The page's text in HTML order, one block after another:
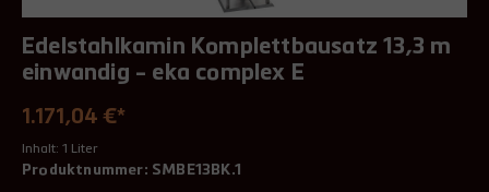
Edelstahlkamin Komplettbausatz 13,3 m
einwandig - eka complex E
1.171,04 €*
Inhalt: 1 Liter
Produktnummer: SMBE13BK.1